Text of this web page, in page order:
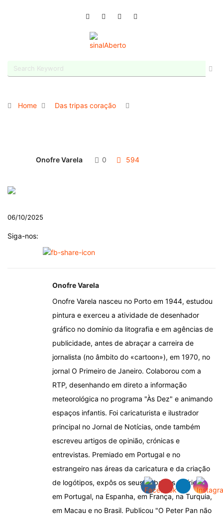
Home Das tripas coração
Onofre Varela 0 594
06/10/2025
Siga-nos:
Onofre Varela
Onofre Varela nasceu no Porto em 1944, estudou
pintura e exerceu a atividade de desenhador
gráfico no domínio da litografia e em agências de
publicidade, antes de abraçar a carreira de
jornalista (no âmbito do «cartoon»), em 1970, no
jornal O Primeiro de Janeiro. Colaborou com a
RTP, desenhando em direto a informação
meteorológica no programa "Às Dez" e animando
espaços infantis. Foi caricaturista e ilustrador
principal no Jornal de Notícias, onde também
escreveu artigos de opinião, crónicas e
entrevistas. Premiado em Portugal e no
estrangeiro nas áreas da caricatura e da criação
de logótipos, expôs os seus trabalhos satíricos
em Portugal, na Espanha, em França, na Turquia,
em Macau e no Brasil. Publicou "O Peter Pan não